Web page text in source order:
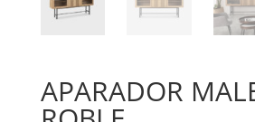
APARADOR